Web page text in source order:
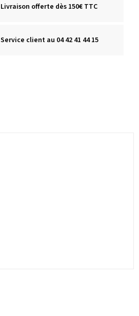
Livraison offerte dès 150€ TTC
Service client au 04 42 41 44 15